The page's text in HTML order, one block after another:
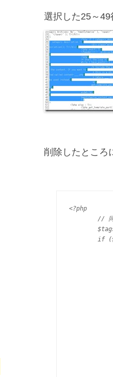
選択した25～49
削除したところ
<?php
	$tags = wp_get_post_tags($post->ID, array('orderby'=>'rand')); // 複数タグを持つ場合ランダムで取得
$first_tag = $tags[0]-
$my_query = new
<?php while ($my_query->have_posts()) :
<a href="<?php
<a